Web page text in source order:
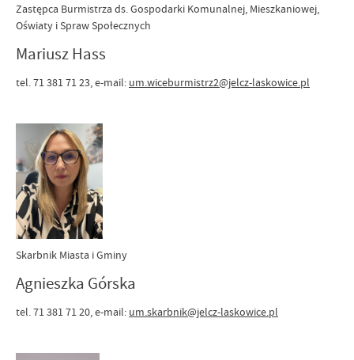
Zastępca Burmistrza ds. Gospodarki Komunalnej, Mieszkaniowej,
Oświaty i Spraw Społecznych
Mariusz Hass
tel. 71 381 71 23, e-mail: um.wiceburmistrz2@jelcz-laskowice.pl
Skarbnik Miasta i Gminy
Agnieszka Górska
tel. 71 381 71 20, e-mail: um.skarbnik@jelcz-laskowice.pl